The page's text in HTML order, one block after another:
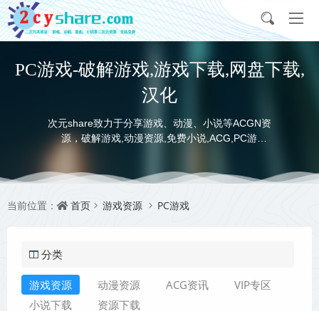
PC游戏-破解游戏,游戏下载,网盘下载,
汉化
次元share致力于分享游戏、动漫、小说等ACGN资
源，破解游戏,动漫资源,免费小说,ACG,PC游
戏,switch游戏,金手指，动画电影,动画片,全本小说,
并提供网盘下载
当前位置：
首页 游戏资源 PC游戏
分类
游戏资源 动漫资源 ACG资讯
VIP专区
小说下载
资源下载